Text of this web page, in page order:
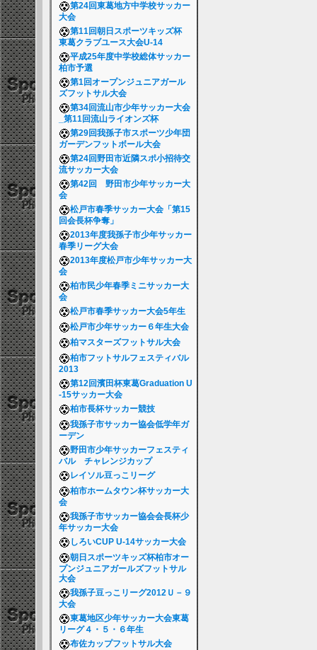
第24回東葛地方中学校サッカー
大会
第11回朝日スポーツキッズ杯
東葛クラブユース大会U-14
平成25年度中学校総体サッカー
柏市予選
第1回オープンジュニアガール
ズフットサル大会
第34回流山市少年サッカー大会
_第11回流山ライオンズ杯
第29回我孫子市スポーツ少年団
ガーデンフットボール大会
第24回野田市近隣スポ小招待交
流サッカー大会
第42回 野田市少年サッカー大
会
松戸市春季サッカー大会「第15
回会長杯争奪」
2013年度我孫子市少年サッカー
春季リーグ大会
2013年度松戸市少年サッカー大
会
柏市民少年春季ミニサッカー大
会
松戸市春季サッカー大会5年生
松戸市少年サッカー６年生大会
柏マスターズフットサル大会
柏市フットサルフェスティバル
2013
第12回濱田杯東葛Graduation U
-15サッカー大会
柏市長杯サッカー競技
我孫子市サッカー協会低学年ガ
ーデン
野田市少年サッカーフェスティ
バル チャレンジカップ
レイソル豆っこリーグ
柏市ホームタウン杯サッカー大
会
我孫子市サッカー協会会長杯少
年サッカー大会
しろいCUP U-14サッカー大会
朝日スポーツキッズ杯柏市オー
プンジュニアガールズフットサル
大会
我孫子豆っこリーグ2012Ｕ－９
大会
東葛地区少年サッカー大会東葛
リーグ４・５・６年生
布佐カップフットサル大会